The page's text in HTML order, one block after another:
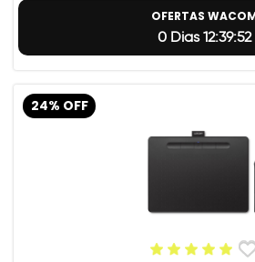
OFERTAS
0 Dias 12:39:51
24% OFF